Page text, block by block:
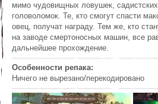
мимо чудовищных ловушек,
головоломок. Те, кто смогут спасти
овец, получат награду. Тем же, кто
на заводе смертоносных машин, все
дальнейшее прохождение.
Особенности репака:
Ничего не вырезано/перекодировано